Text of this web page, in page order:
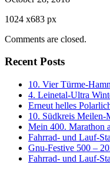
1024 x683 px
Comments are closed.
Recent Posts
10. Vier Türme-
4. Leinetal-Ultra
Erneut helles
10. Südkreis Meilen-
Mein 400. Marathon
Fahrrad- und Lauf-
Gnu-Festive 500 –
Fahrrad- und Lauf-